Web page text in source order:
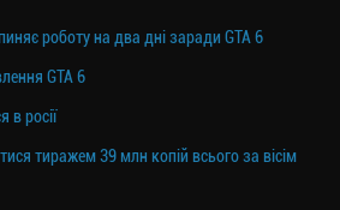
роботу на два дні заради GTA 6
GTA 6
в росії
тиражем 39 млн копій всього за вісім